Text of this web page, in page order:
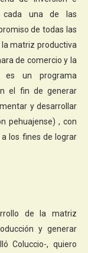
cada una de las
de todas las
matriz productiva
de comercio y la
es un programa
el fin de generar
y desarrollar
pehuajense) , con
los fines de lograr
de la matriz
y generar
Coluccio-, quiero